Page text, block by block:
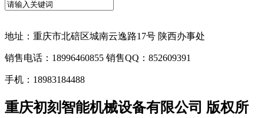
地址：重庆市北碚区城南云逸路17号 陕西办事处
销售电话：18996460855 销售QQ：852609391
手机：18983184488
重庆初刻智能机械设备有限公司 版权所